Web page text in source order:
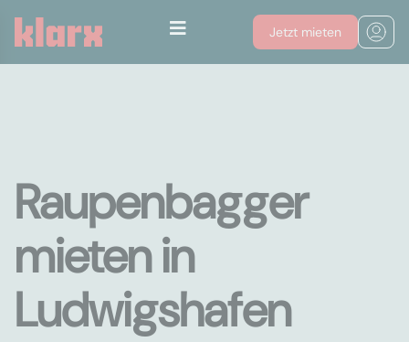
Jetzt mieten
Raupenbagger
mieten in
Ludwigshafen